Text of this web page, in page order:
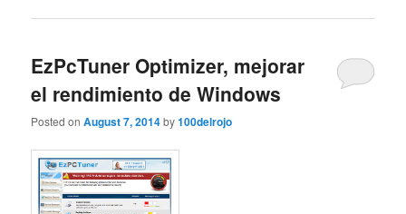
EzPcTuner Optimizer, mejorar
el rendimiento de Windows
Posted onAugust 7, 2014by100delrojo